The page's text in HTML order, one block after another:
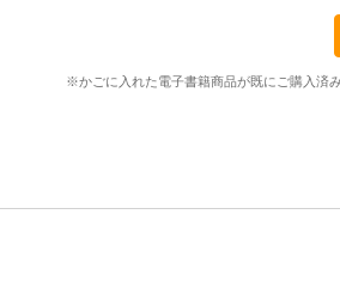
※かごに入れた電子書籍商品が既にご購入済